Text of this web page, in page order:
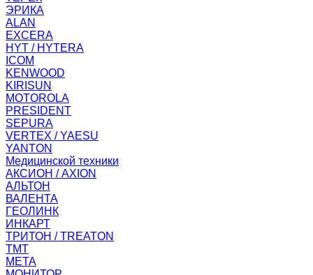
ЭРИКА
ALAN
EXCERA
HYT / HYTERA
ICOM
KENWOOD
KIRISUN
MOTOROLA
PRESIDENT
SEPURA
VERTEX / YAESU
YANTON
Медицинской техники
АКСИОН / AXION
АЛЬТОН
ВАЛЕНТА
ГЕОЛИНК
ИНКАРТ
ТРИТОН / TREATON
ТМТ
МЕТА